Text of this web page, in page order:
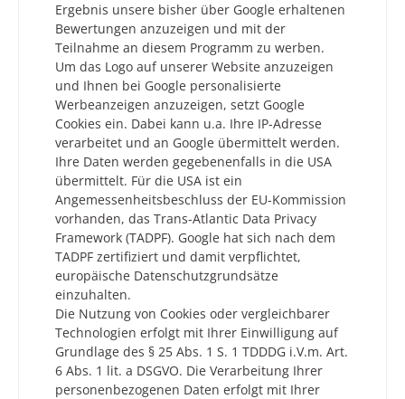
Ergebnis unsere bisher über Google erhaltenen
Bewertungen anzuzeigen und mit der
Teilnahme an diesem Programm zu werben.
Um das Logo auf unserer Website anzuzeigen
und Ihnen bei Google personalisierte
Werbeanzeigen anzuzeigen, setzt Google
Cookies ein. Dabei kann u.a. Ihre IP-Adresse
verarbeitet und an Google übermittelt werden.
Ihre Daten werden gegebenenfalls in die USA
übermittelt. Für die USA ist ein
Angemessenheitsbeschluss der EU-Kommission
vorhanden, das Trans-Atlantic Data Privacy
Framework (TADPF). Google hat sich nach dem
TADPF zertifiziert und damit verpflichtet,
europäische Datenschutzgrundsätze
einzuhalten.
Die Nutzung von Cookies oder vergleichbarer
Technologien erfolgt mit Ihrer Einwilligung auf
Grundlage des § 25 Abs. 1 S. 1 TDDDG i.V.m. Art.
6 Abs. 1 lit. a DSGVO. Die Verarbeitung Ihrer
personenbezogenen Daten erfolgt mit Ihrer